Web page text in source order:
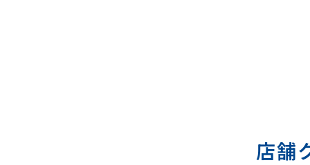
店舗